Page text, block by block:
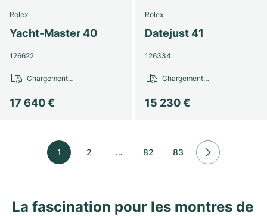
Rolex
Yacht-Master 40
126622
17 640 €
Chargement…
Rolex
Datejust 41
126334
15 230 €
Chargement…
1 2 … 82 83
La fascination pour les montres de